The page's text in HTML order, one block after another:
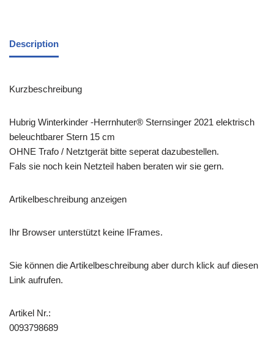
Description
Kurzbeschreibung
Hubrig Winterkinder -Herrnhuter® Sternsinger 2021 elektrisch
beleuchtbarer Stern 15 cm
OHNE Trafo / Netztgerät bitte seperat dazubestellen.
Fals sie noch kein Netzteil haben beraten wir sie gern.
Artikelbeschreibung anzeigen
Ihr Browser unterstützt keine IFrames.
Sie können die Artikelbeschreibung aber durch klick auf diesen
Link aufrufen.
Artikel Nr.:
0093798689